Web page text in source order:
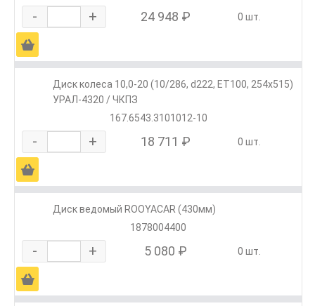
- + 24 948 ₽ 0 шт.
Ä
Диск колеса 10,0-20 (10/286, d222, ЕТ100, 254х515)
УРАЛ-4320 / ЧКПЗ
167.6543.3101012-10
- + 18 711 ₽ 0 шт.
Ä
Диск ведомый ROOYACAR (430мм)
1878004400
- + 5 080 ₽ 0 шт.
Ä